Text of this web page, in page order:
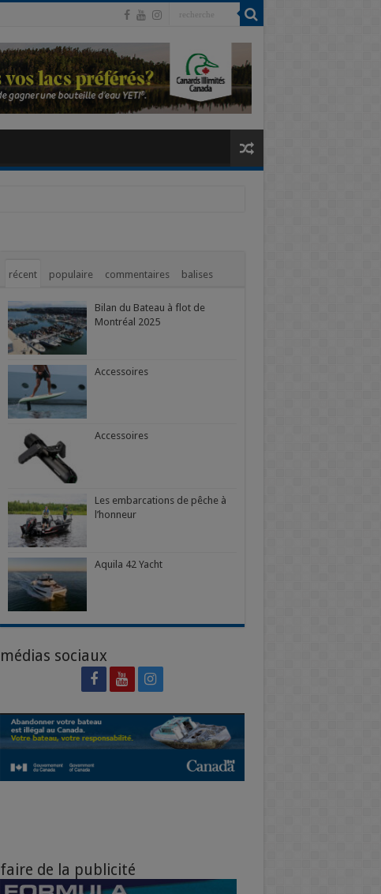
récent populaire commentaires balises
Bilan du Bateau à flot de
Montréal 2025
Accessoires
Accessoires
Les embarcations de pêche à
l’honneur
Aquila 42 Yacht
médias sociaux
faire de la publicité